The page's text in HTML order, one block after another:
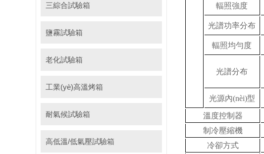
三綜合試驗箱
鹽霧試驗箱
老化試驗箱
工業(yè)高溫烤箱
耐氣候試驗箱
高低溫/低氣壓試驗箱
輻照強度
光譜功率分布
輻照均勻度
光譜分布
光源內(nèi)型
溫度控制器
制冷壓縮機
冷卻方式